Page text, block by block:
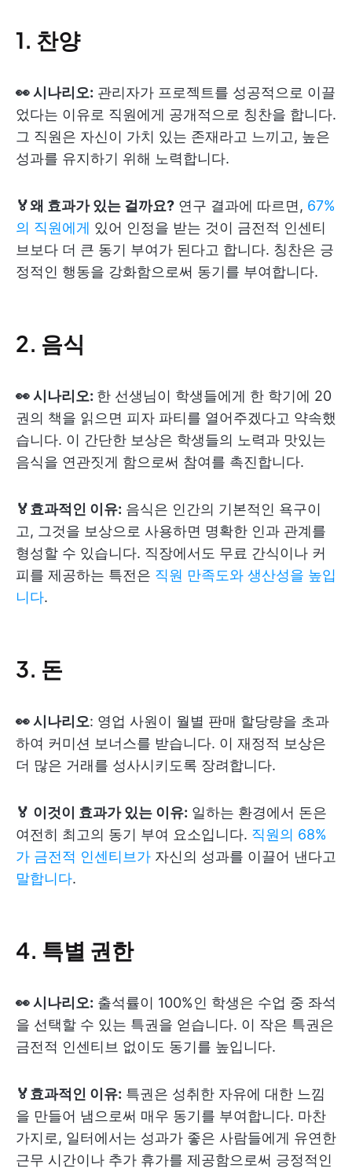
1. 찬양
👀 시나리오: 관리자가 프로젝트를 성공적으로 이끌
었다는 이유로 직원에게 공개적으로 칭찬을 합니다.
그 직원은 자신이 가치 있는 존재라고 느끼고, 높은
성과를 유지하기 위해 노력합니다.
🏅왜 효과가 있는 걸까요? 연구 결과에 따르면, 67%
의 직원에게 있어 인정을 받는 것이 금전적 인센티
브보다 더 큰 동기 부여가 된다고 합니다. 칭찬은 긍
정적인 행동을 강화함으로써 동기를 부여합니다.
2. 음식
👀 시나리오: 한 선생님이 학생들에게 한 학기에 20
권의 책을 읽으면 피자 파티를 열어주겠다고 약속했
습니다. 이 간단한 보상은 학생들의 노력과 맛있는
음식을 연관짓게 함으로써 참여를 촉진합니다.
🏅효과적인 이유: 음식은 인간의 기본적인 욕구이
고, 그것을 보상으로 사용하면 명확한 인과 관계를
형성할 수 있습니다. 직장에서도 무료 간식이나 커
피를 제공하는 특전은 직원 만족도와 생산성을 높입
니다.
3. 돈
👀 시나리오: 영업 사원이 월별 판매 할당량을 초과
하여 커미션 보너스를 받습니다. 이 재정적 보상은
더 많은 거래를 성사시키도록 장려합니다.
🏅 이것이 효과가 있는 이유: 일하는 환경에서 돈은
여전히 최고의 동기 부여 요소입니다. 직원의 68%
가 금전적 인센티브가 자신의 성과를 이끌어 낸다고
말합니다.
4. 특별 권한
👀 시나리오: 출석률이 100%인 학생은 수업 중 좌석
을 선택할 수 있는 특권을 얻습니다. 이 작은 특권은
금전적 인센티브 없이도 동기를 높입니다.
🏅효과적인 이유: 특권은 성취한 자유에 대한 느낌
을 만들어 냄으로써 매우 동기를 부여합니다. 마찬
가지로, 일터에서는 성과가 좋은 사람들에게 유연한
근무 시간이나 추가 휴가를 제공함으로써 긍정적인